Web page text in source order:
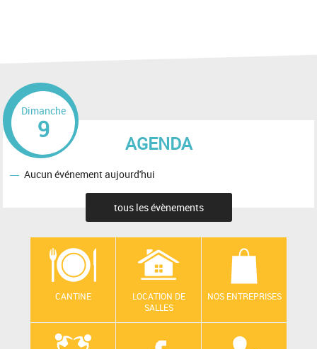
AGENDA
Dimanche
9
Aucun événement aujourd'hui
tous les évènements
CANTINE
LOCATION DE
SALLES
NOS ENTREPRISES